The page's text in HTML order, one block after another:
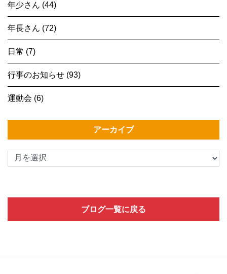
年少さん (44)
年長さん (72)
日常 (7)
行事のお知らせ (93)
運動会 (6)
アーカイブ
ブログ一覧に戻る